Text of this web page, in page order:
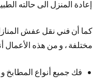
إعادة المنزل الى حالته
كما أن فني نقل عفش
مختلفة ، و من هذه الأعمال
فك جميع أنواع المطابخ و